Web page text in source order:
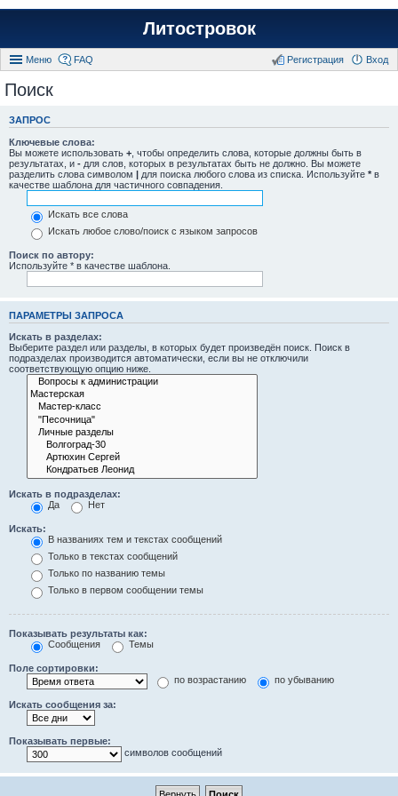
Литостровок
Меню FAQ Вход
Регистрация
Поиск
ЗАПРОС
Ключевые слова:
Вы можете использовать + , чтобы определить слова, которые должны быть в
результатах, и - для слов, которых в результатах быть не должно. Вы можете
разделить слова символом | для поиска любого слова из списка. Используйте * в
качестве шаблона для частичного совпадения.
Искать все слова
Искать любое слово/поиск с языком запросов
Поиск по автору:
Используйте * в качестве шаблона.
ПАРАМЕТРЫ ЗАПРОСА
Искать в разделах:
Выберите раздел или разделы, в которых будет произведён поиск. Поиск в
подразделах производится автоматически, если вы не отключили
соответствующую опцию ниже.
Искать в подразделах:
Да
Нет
Искать:
В названиях тем и текстах сообщений
Только в текстах сообщений
Только по названию темы
Только в первом сообщении темы
Показывать результаты как:
Сообщения
Темы
Поле сортировки:
по возрастанию
по убыванию
Искать сообщения за:
Показывать первые:
символов сообщений